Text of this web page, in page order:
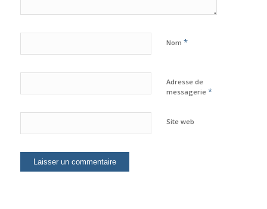
Nom *
Adresse de
messagerie *
Site web